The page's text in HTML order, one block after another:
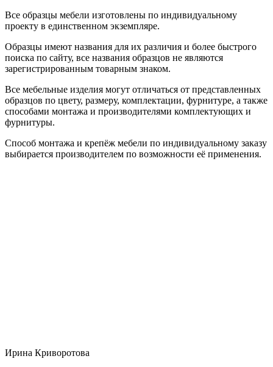
Все образцы мебели изготовлены по индивидуальному
проекту в единственном экземпляре.
Образцы имеют названия для их различия и более быстрого
поиска по сайту, все названия образцов не являются
зарегистрированным товарным знаком.
Все мебельные изделия могут отличаться от представленных
образцов по цвету, размеру, комплектации, фурнитуре, а также
способами монтажа и производителями комплектующих и
фурнитуры.
Способ монтажа и крепёж мебели по индивидуальному заказу
выбирается производителем по возможности её применения.
Ирина Криворотова